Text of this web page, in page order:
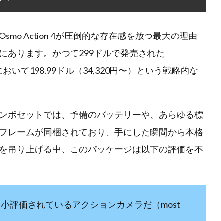
Action 4が圧倒的な存在感を放つ最大の理由
あります。かつて299ドルで発売された
いて198.99ドル（34,320円〜）という戦略的な
ボセットでは、予備のバッテリーや、あらゆる標
レームが同梱されており、手にした瞬間から本格
吊り上げる中、このパッケージは以下の評価を不
評価されているアクションカメラだ（most